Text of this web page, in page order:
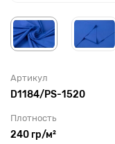
Артикул
D1184/PS-1520
Плотность
240 гр/м²